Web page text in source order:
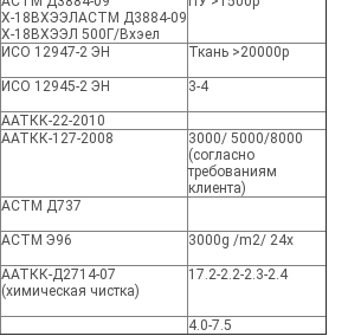
Х-18ВХЭЭЛАСТМ Д3884-09
Х-18ВХЭЭЛ 500Г/Вхэел
ИСО 12947-2 ЭН Ткань >20000р
ИСО 12945-2 ЭН 3-4
ААТКК-22-2010
ААТКК-127-2008
3000/ 5000/8000
(согласно
требованиям
клиента)
АСТМ Д737
АСТМ Э96 3000g /m2/ 24х
ААТКК-Д2714-07
(химическая чистка)
17.2-2.2-2.3-2.4
4.0-7.5